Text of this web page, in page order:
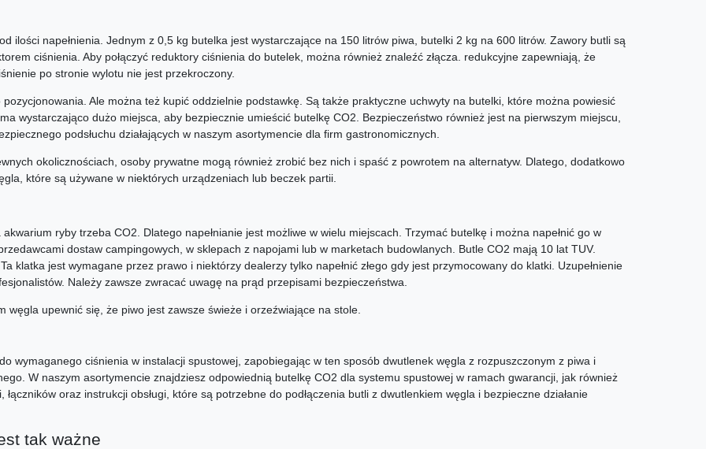
ilości napełnienia. Jednym z 0,5 kg butelka jest wystarczające na 150 litrów piwa, butelki 2 kg na 600 litrów. Zawory butli są
ciśnienia. Aby połączyć reduktory ciśnienia do butelek, można również znaleźć złącza. redukcyjne zapewniają, że
po stronie wylotu nie jest przekroczony.
Ale można też kupić oddzielnie podstawkę. Są także praktyczne uchwyty na butelki, które można powiesić
wystarczająco dużo miejsca, aby bezpiecznie umieścić butelkę CO2. Bezpieczeństwo również jest na pierwszym miejscu,
podsłuchu działających w naszym asortymencie dla firm gastronomicznych.
okolicznościach, osoby prywatne mogą również zrobić bez nich i spaść z powrotem na alternatyw. Dlatego, dodatkowo
które są używane w niektórych urządzeniach lub beczek partii.
ryby trzeba CO2. Dlatego napełnianie jest możliwe w wielu miejscach. Trzymać butelkę i można napełnić go w
dostaw campingowych, w sklepach z napojami lub w marketach budowlanych. Butle CO2 mają 10 lat TUV.
klatka jest wymagane przez prawo i niektórzy dealerzy tylko napełnić złego gdy jest przymocowany do klatki. Uzupełnienie
Należy zawsze zwracać uwagę na prąd przepisami bezpieczeństwa.
węgla upewnić się, że piwo jest zawsze świeże i orzeźwiające na stole.
wymaganego ciśnienia w instalacji spustowej, zapobiegając w ten sposób dwutlenek węgla z rozpuszczonym z piwa i
W naszym asortymencie znajdziesz odpowiednią butelkę CO2 dla systemu spustowej w ramach gwarancji, jak również
oraz instrukcji obsługi, które są potrzebne do podłączenia butli z dwutlenkiem węgla i bezpieczne działanie
tak ważne